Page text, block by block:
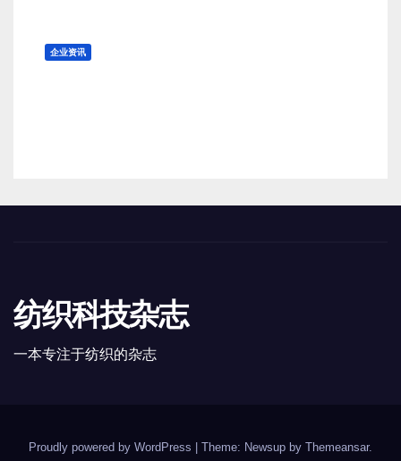
企业资讯
纺织科技杂志
一本专注于纺织的杂志
Proudly powered by WordPress Theme: Newsup by Themeansar.